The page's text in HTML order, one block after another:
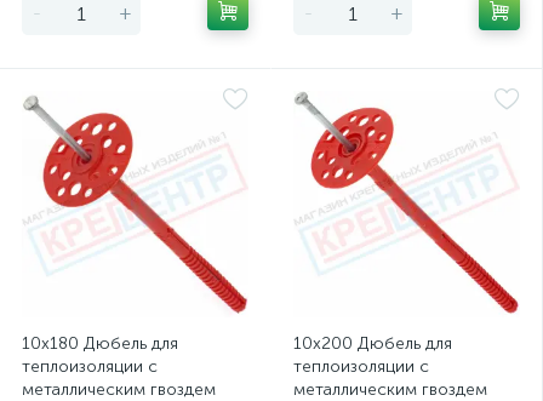
- + - +
10х180 Дюбель для
теплоизоляции с
металлическим гвоздем
10х200 Дюбель для
теплоизоляции с
металлическим гвоздем